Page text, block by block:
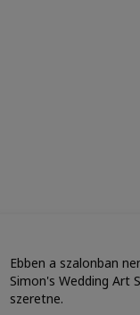
Ebben a szalonban
Simon's Wedding Art
szeretne.